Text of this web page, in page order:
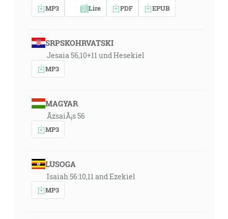
MP3 Lire PDF EPUB
SRPSKOHRVATSKI
Jesaia 56,10+11 und Hesekiel
MP3
MAGYAR
ÃzsaiÃ¡s 56
MP3
LUSOGA
Isaiah 56:10,11 and Ezekiel
MP3